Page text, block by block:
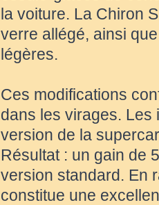
la voiture. La Chiron
verre allégé, ainsi
légères.
Ces modifications
dans les virages. Les
version de la
Résultat : un gain de
version standard. En
constitue une